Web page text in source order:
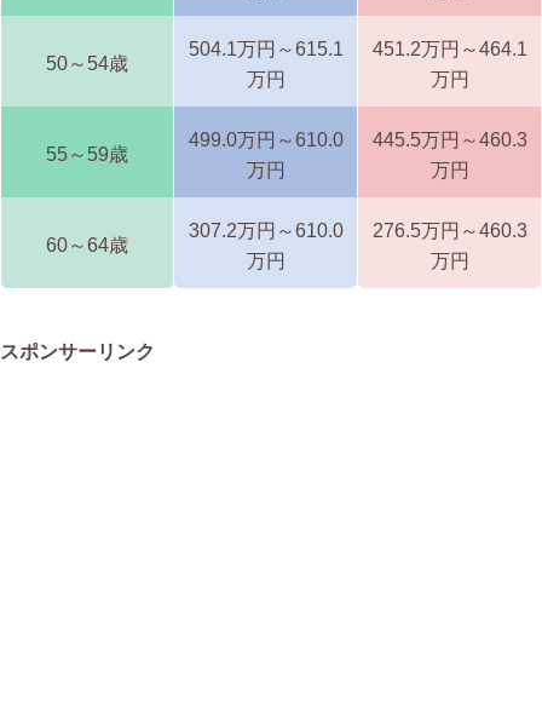
50～54歳
504.1万円～615.1
万円
451.2万円～464.1
万円
55～59歳
499.0万円～610.0
万円
445.5万円～460.3
万円
60～64歳
307.2万円～610.0
万円
276.5万円～460.3
万円
スポンサーリンク